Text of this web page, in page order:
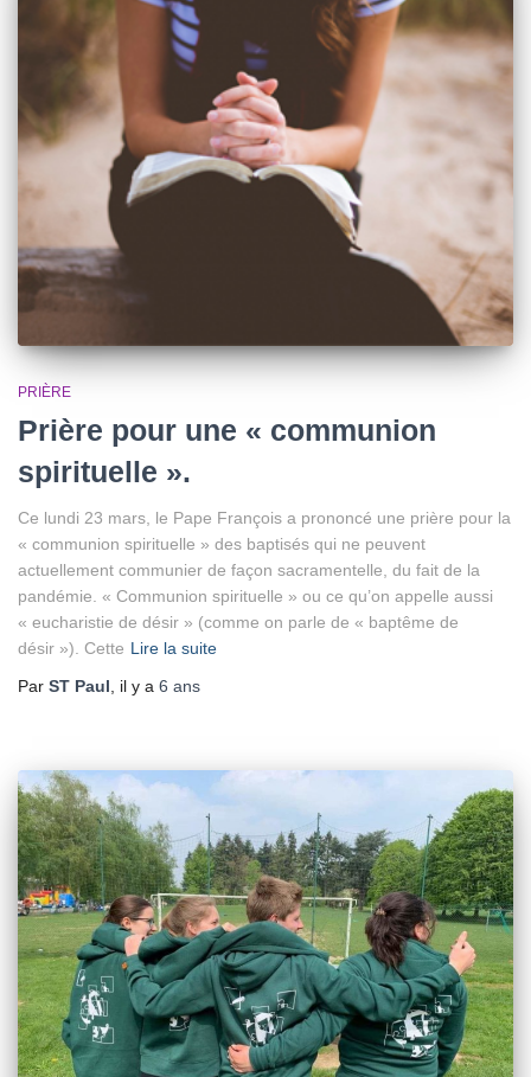
PRIÈRE
Prière pour une « communion
spirituelle ».
Ce lundi 23 mars, le Pape François a prononcé une prière pour la
« communion spirituelle » des baptisés qui ne peuvent
actuellement communier de façon sacramentelle, du fait de la
pandémie. « Communion spirituelle » ou ce qu’on appelle aussi
« eucharistie de désir » (comme on parle de « baptême de
désir »). Cette Lire la suite
Par ST Paul , il y a 6 ans